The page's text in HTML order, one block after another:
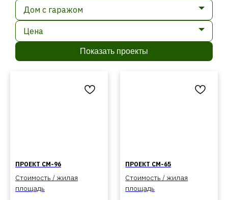
Дом с гаражом
Цена
Показать проекты
ПРОЕКТ СМ-96
Стоимость / жилая
площадь
ПРОЕКТ СМ-65
Стоимость / жилая
площадь